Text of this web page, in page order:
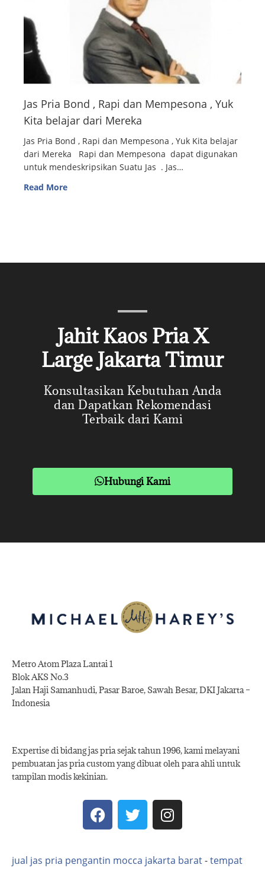
Jas Pria Bond , Rapi dan Mempesona , Yuk
Kita belajar dari Mereka
Jas Pria Bond , Rapi dan Mempesona , Yuk Kita belajar
dari Mereka Rapi dan Mempesona dapat digunakan
untuk mendeskripsikan Suatu Jas . Jas…
Read More
Jahit Kaos Pria X
Large Jakarta Timur
Konsultasikan Kebutuhan Anda
dan Dapatkan Rekomendasi
Terbaik dari Kami
Hubungi Kami
Metro Atom Plaza Lantai 1
Blok AKS No.3
Jalan Haji Samanhudi, Pasar Baroe, Sawah Besar, DKI Jakarta –
Indonesia
Expertise di bidang jas pria sejak tahun 1996, kami melayani
pembuatan jas pria custom yang dibuat oleh para ahli untuk
tampilan modis kekinian.
jual jas pria pengantin mocca jakarta barat-tempat